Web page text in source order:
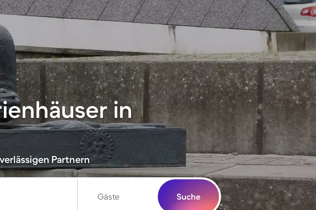
in
Partnern
Gäste Suche